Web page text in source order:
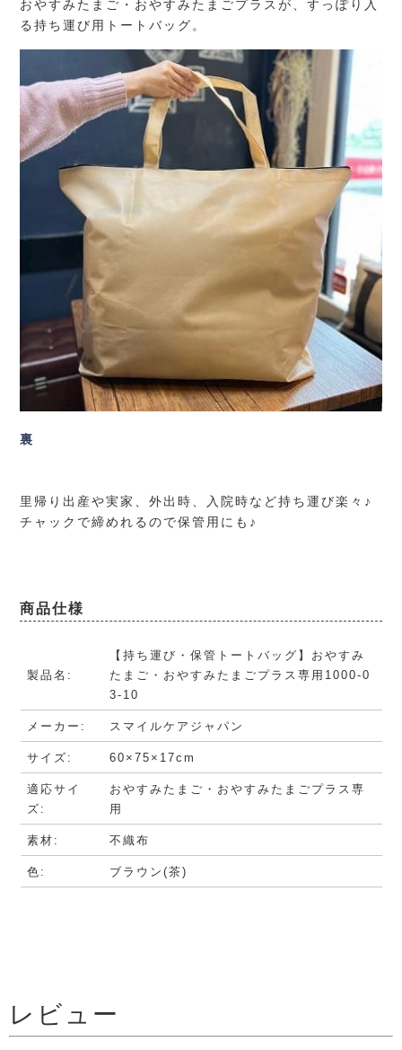
おやすみたまご・おやすみたまごプラスが、すっぽり入
る持ち運び用トートバッグ。
裏
里帰り出産や実家、外出時、入院時など持ち運び楽々♪
チャックで締めれるので保管用にも♪
商品仕様
製品名:
【持ち運び・保管トートバッグ】おやすみ
たまご・おやすみたまごプラス専用1000-0
3-10
メーカー: スマイルケアジャパン
サイズ: 60×75×17cm
適応サイ
ズ:
おやすみたまご・おやすみたまごプラス専
用
素材: 不織布
色: ブラウン(茶)
レビュー